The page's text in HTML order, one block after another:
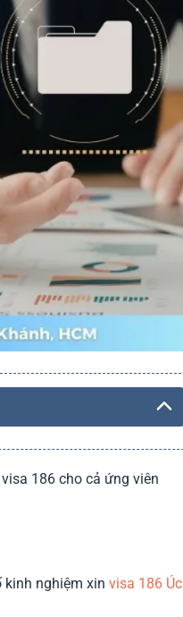
186 cho cả ứng viên
kinh nghiệm xinvisa 186 Úc